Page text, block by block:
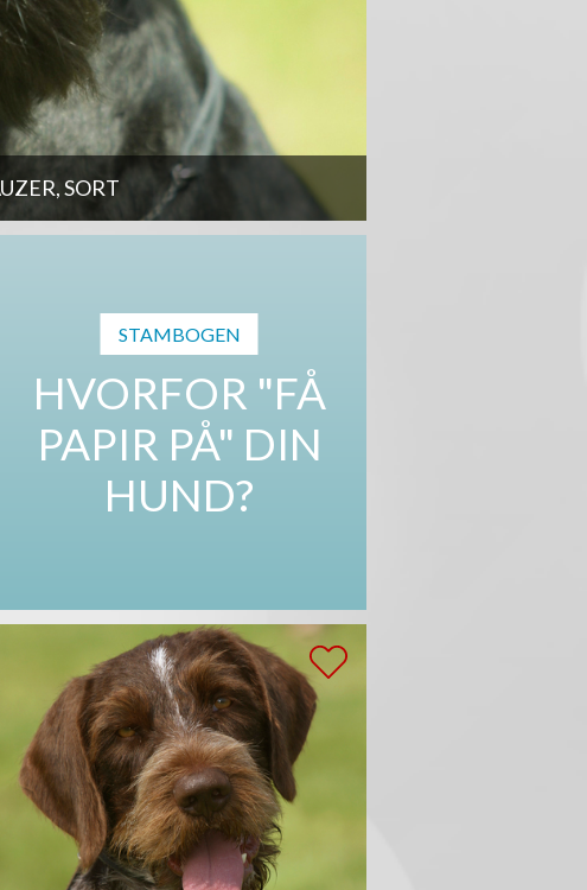
SORT
STAMBOGEN
HVORFOR "FÅ
PAPIR PÅ" DIN
HUND?